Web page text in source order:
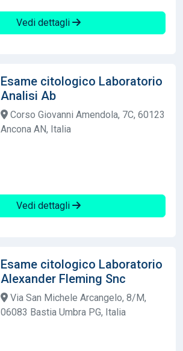
Vedi dettagli
Esame citologico Laboratorio
Analisi Ab
Corso Giovanni Amendola, 7C, 60123
Ancona AN, Italia
Vedi dettagli
Esame citologico Laboratorio
Alexander Fleming Snc
Via San Michele Arcangelo, 8/M,
06083 Bastia Umbra PG, Italia